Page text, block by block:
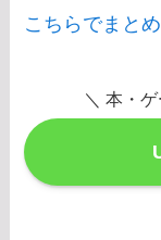
こちらでまと
＼ 本・